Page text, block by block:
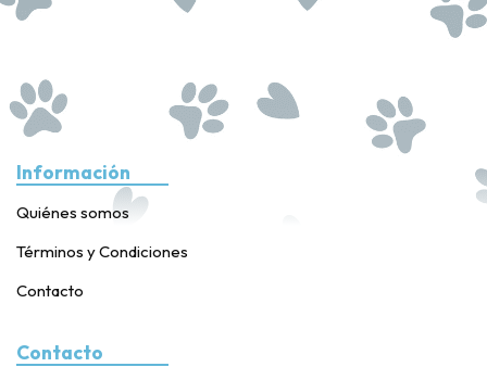
Información
Quiénes somos
Términos y Condiciones
Contacto
Contacto